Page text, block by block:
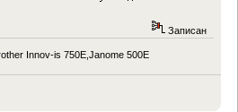
Записан
Innov-is 750E,Janome 500E